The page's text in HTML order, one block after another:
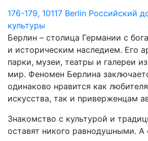
176-179, 10117 Berlin Российский
культуры
Берлин – столица Германии с
и историческим наследием. Его
парки, музеи, театры и галереи
мир. Феномен Берлина
одинаково нравится как
искусства, так и приверженцам
Знакомство с культурой и
оставят никого равнодушными. А